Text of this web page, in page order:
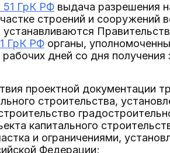
51 ГрК РФ выдача разрешения
строений и сооружений
ГрК РФ органы,
дней со дня
проектной документации
строительства,
капитального
и ограничениями,
Федерации;